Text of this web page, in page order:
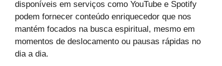
disponíveis em serviços como YouTube e Spotify
podem fornecer conteúdo enriquecedor que nos
mantém focados na busca espiritual, mesmo em
momentos de deslocamento ou pausas rápidas no
dia a dia.